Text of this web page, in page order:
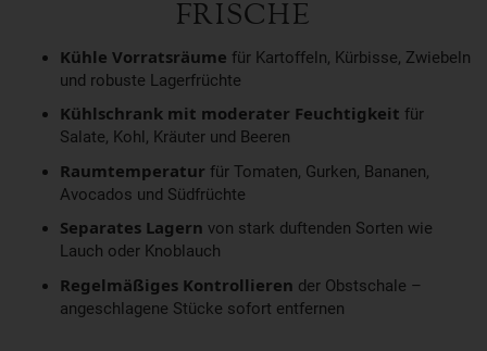
FRISCHE
Kühle Vorratsräume für Kartoffeln, Kürbisse, Zwiebeln
und robuste Lagerfrüchte
Kühlschrank mit moderater Feuchtigkeit für
Salate, Kohl, Kräuter und Beeren
Raumtemperatur für Tomaten, Gurken, Bananen,
Avocados und Südfrüchte
Separates Lagern von stark duftenden Sorten wie
Lauch oder Knoblauch
Regelmäßiges Kontrollieren der Obstschale –
angeschlagene Stücke sofort entfernen